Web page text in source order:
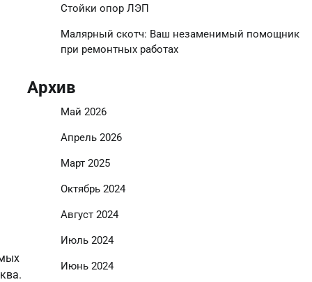
Стойки опор ЛЭП
Малярный скотч: Ваш незаменимый помощник
при ремонтных работах
Архив
Май 2026
Апрель 2026
Март 2025
Октябрь 2024
Август 2024
Июль 2024
Июнь 2024